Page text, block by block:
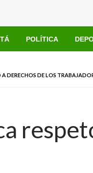
POLÍTICA
DERECHOS DE LOS